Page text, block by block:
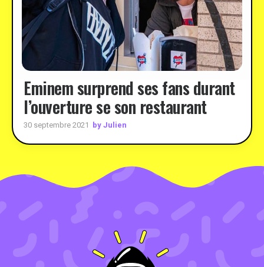
Eminem surprend ses fans durant
l’ouverture se son restaurant
30 septembre 2021 by Julien